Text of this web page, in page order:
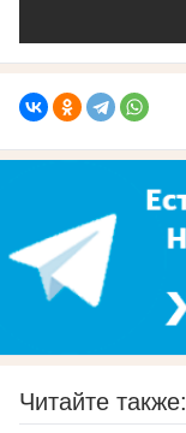
Читайте также: